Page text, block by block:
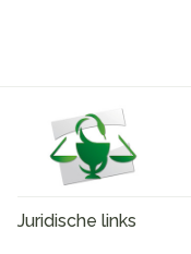
Juridische links